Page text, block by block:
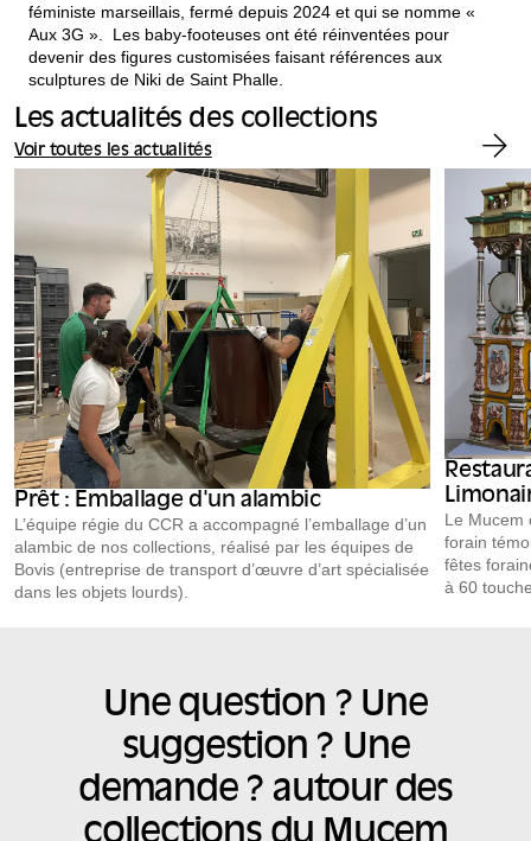
féministe marseillais, fermé depuis 2024 et qui se nomme «
Aux 3G ». Les baby-footeuses ont été réinventées pour
devenir des figures customisées faisant références aux
sculptures de Niki de Saint Phalle.
Les actualités des collections
Voir toutes les actualités
Prêt : Emballage d'un alambic
L’équipe régie du CCR a accompagné l’emballage d’un
alambic de nos collections, réalisé par les équipes de
Bovis (entreprise de transport d’œuvre d’art spécialisée
dans les objets lourds).
Le Mucem
forain
fêtes
à 60
Une question ? Une
suggestion ? Une
demande ? autour des